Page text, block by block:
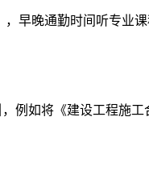
早晚通勤时间听专业
例如将《建设工程施